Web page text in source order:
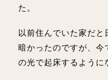
た。
以前住んでいた家だ
暗かったのですが、今
の光で起床するように